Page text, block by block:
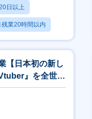
日以上
残業20時間以内
【日本初の新し
』を全世界
」】